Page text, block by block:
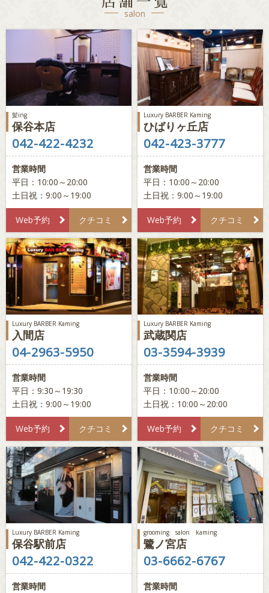
salon
髪ing
保谷本店
042-422-4232
営業時間
平日：10:00～20:00
土日祝：9:00～19:00
Web予約 クチコミ
Luxury BARBER Kaming
ひばりヶ丘店
042-423-3777
営業時間
平日：10:00～20:00
土日祝：9:00～19:00
Web予約 クチコミ
Luxury BARBER Kaming
入間店
04-2963-5950
営業時間
平日：9:30～19:30
土日祝：9:00～19:00
Web予約 クチコミ
Luxury BARBER Kaming
武蔵関店
03-3594-3939
営業時間
平日：10:00～20:00
土日祝：10:00～20:00
Web予約 クチコミ
Luxury BARBER Kaming
保谷駅前店
042-422-0322
営業時間
grooming salon kaming
鷺ノ宮店
03-6662-6767
営業時間